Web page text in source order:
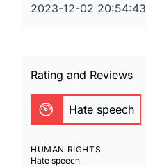
2023-12-02 20:54:43
Rating and Reviews
Hate speech
HUMAN RIGHTS
Hate speech